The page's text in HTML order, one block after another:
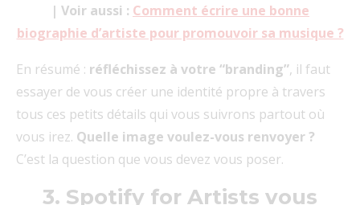
| Voir aussi : Comment écrire une bonne
biographie d’artiste pour promouvoir sa musique ?
En résumé : réfléchissez à votre “branding”, il faut
essayer de vous créer une identité propre à travers
tous ces petits détails qui vous suivrons partout où
vous irez. Quelle image voulez-vous renvoyer ?
C’est la question que vous devez vous poser.
3. Spotify for Artists vous